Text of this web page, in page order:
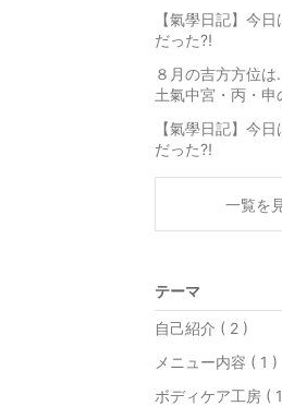
【氣學日記】今
だった⁈
８月の吉方方位
土氣中宮・丙・申
【氣學日記】今
だった⁈
一覧を
テーマ
自己紹介 ( 2 )
メニュー内容 ( 1 )
ボディケア工房 (